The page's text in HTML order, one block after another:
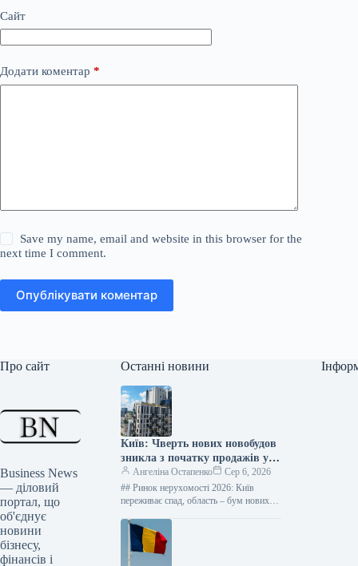
Сайт
Додати коментар *
Save my name, email and website in this browser for the
next time I comment.
Опублікувати коментар
Про сайт
Business News
— діловий
портал, що
об'єднує
новини
бізнесу,
фінансів і
Останні новини
Київ: Чверть нових новобудов
зникла з початку продажів у
2026 році – дані “ЛУН”
Ангеліна Остапенко
Сер 6, 2026
## Ринок нерухомості 2026: Київ
переживає спад, область – бум нових
Гришина Від початку 2026 року…